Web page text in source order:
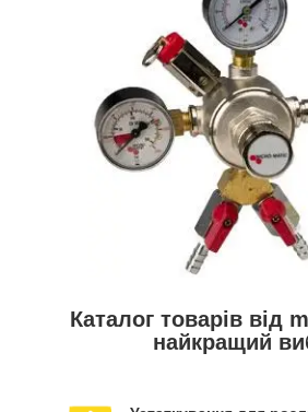
Каталог товарів від
найкращий